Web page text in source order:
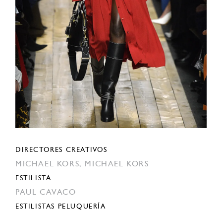
DIRECTORES CREATIVOS
MICHAEL KORS, MICHAEL KORS
ESTILISTA
PAUL CAVACO
ESTILISTAS PELUQUERÍA